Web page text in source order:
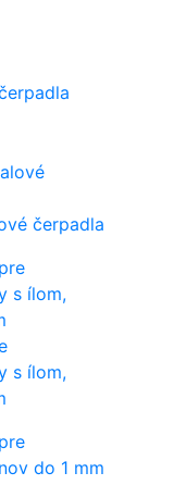
čerpadla
s ílom,